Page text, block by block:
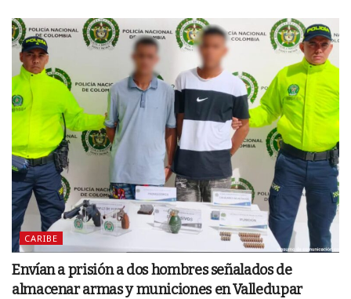
CARIBE
Envían a prisión a dos hombres señalados de
almacenar armas y municiones en Valledupar